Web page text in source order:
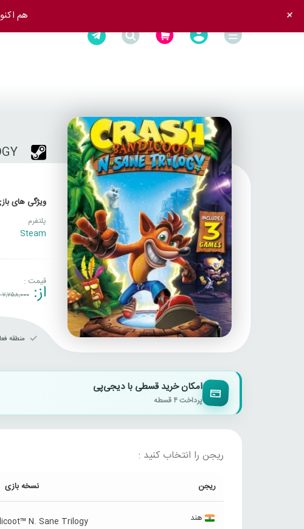
ویژگی های
پلتفرم
Steam
قیمت :
از: 7,758,000
منطقه
امکان خرید قسطی با دیجی‌پی
پرداخت ۴ قسطه
ریجن را انتخاب کنید :
ریجن نسخه بازی
هند N. Sane Trilogy
هم +